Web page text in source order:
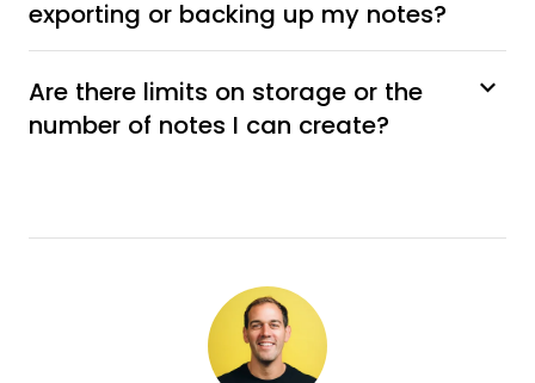
exporting or backing up my notes?
Are there limits on storage or the
number of notes I can create?